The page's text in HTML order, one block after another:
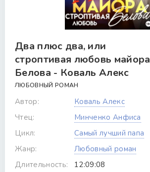
Два плюс два, или
строптивая любовь майора
Белова - Коваль Алекс
ЛЮБОВНЫЙ РОМАН
Автор:
Коваль Алекс
Чтец:
Минченко Анфиса
Цикл:
Самый лучший папа
Жанр:
Любовный роман
Длительность:
12:09:08